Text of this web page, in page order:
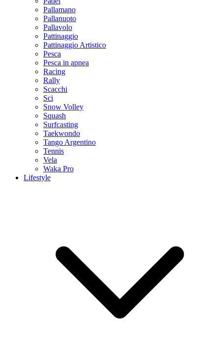
Pallamano
Pallanuoto
Pallavolo
Pattinaggio
Pattinaggio Artistico
Pesca
Pesca in apnea
Racing
Rally
Scacchi
Sci
Snow Volley
Squash
Surfcasting
Taekwondo
Tango Argentino
Tennis
Vela
Waka Pro
Lifestyle